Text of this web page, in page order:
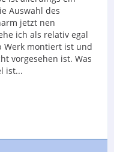
Auswahl des
jetzt nen
ich als relativ egal
Werk montiert ist und
vorgesehen ist. Was
ist...